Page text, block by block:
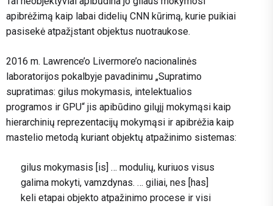
apibrėžimą kaip labai didelių CNN kūrimą, kurie puikiai
pasisekė atpažįstant objektus nuotraukose.
2016 m. Lawrence’o Livermore’o nacionalinės
laboratorijos pokalbyje pavadinimu „Supratimo
supratimas: gilus mokymasis, intelektualios
programos ir GPU“ jis apibūdino gilųjį mokymąsi kaip
hierarchinių reprezentacijų mokymąsi ir apibrėžia kaip
mastelio metodą kuriant objektų atpažinimo sistemas:
gilus mokymasis [is] … modulių, kuriuos visus
galima mokyti, vamzdynas. … giliai, nes [has]
keli etapai objekto atpažinimo procese ir visi